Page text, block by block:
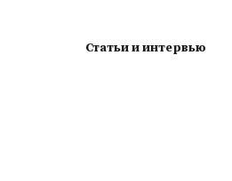
Статьи и интервью